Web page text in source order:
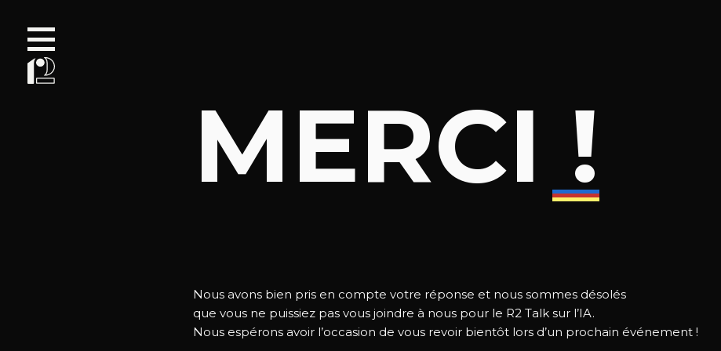
MERCI !
Nous avons bien pris en compte votre réponse et nous sommes désolés
que vous ne puissiez pas vous joindre à nous pour le R2 Talk sur l’IA.
Nous espérons avoir l’occasion de vous revoir bientôt lors d’un prochain événement !